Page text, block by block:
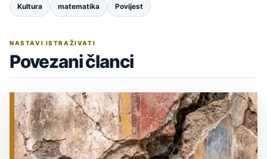
Kultura matematika Povijest
NASTAVI ISTRAŽIVATI
Povezani članci